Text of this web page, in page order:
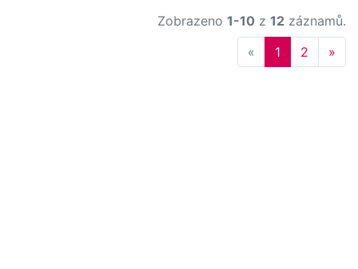
Zobrazeno 1-10 z 12 záznamů.
« Previous
1 2 »